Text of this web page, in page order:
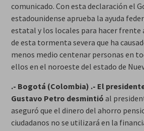
comunicado. Con esta declaración el
estadounidense aprueba la ayuda
estatal y los locales para hacer frente
de esta tormenta severa que ha
menos medio centenar personas en
ellos en el noroeste del estado de
.- Bogotá (Colombia) .- El
Gustavo Petro desmintió al
aseguró que el dinero del ahorro
ciudadanos no se utilizará en la